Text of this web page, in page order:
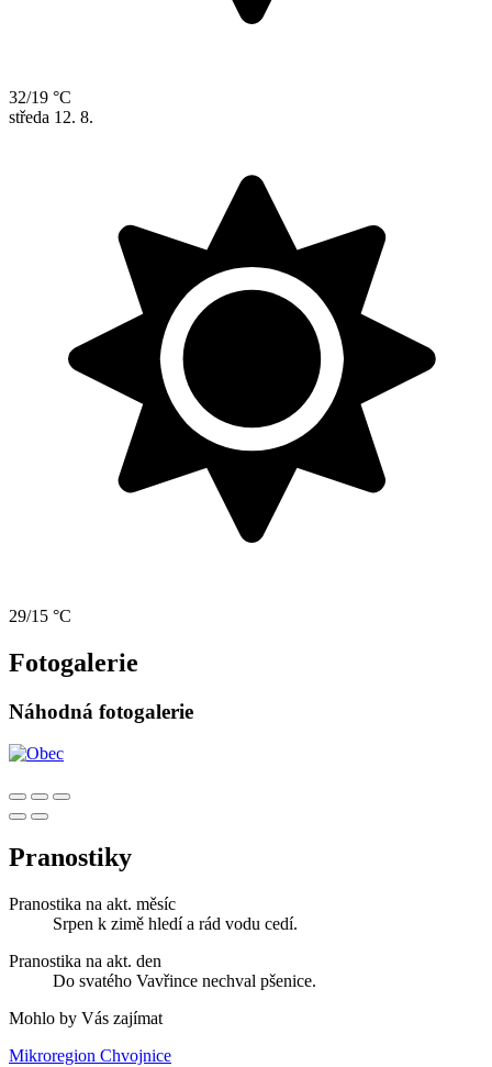
32/19 °C
středa 12. 8.
29/15 °C
Fotogalerie
Náhodná fotogalerie
Pranostiky
Pranostika na akt. měsíc
Srpen k zimě hledí a rád vodu cedí.
Pranostika na akt. den
Do svatého Vavřince nechval pšenice.
Mohlo by Vás zajímat
Mikroregion Chvojnice